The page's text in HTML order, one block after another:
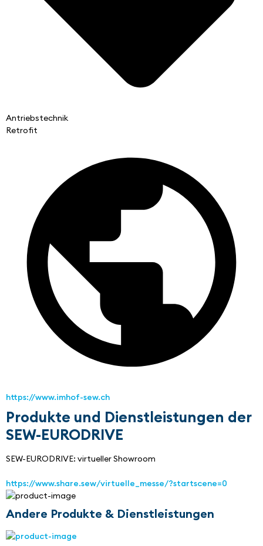
Antriebstechnik
Retrofit
https://www.imhof-sew.ch
Produkte und Dienstleistungen der
SEW-EURODRIVE
SEW-EURODRIVE: virtueller Showroom
https://www.share.sew/virtuelle_messe/?startscene=0
Andere Produkte & Dienstleistungen